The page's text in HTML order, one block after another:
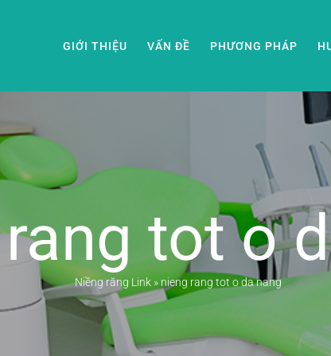
GIỚI THIỆU VẤN ĐỀ PHƯƠNG PHÁP
tot o
Niềng răng Link » nieng rang tot o da nang